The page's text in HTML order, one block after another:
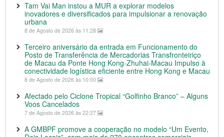
Tam Vai Man instou a MUR a explorar modelos
inovadores e diversificados para impulsionar a renovação
urbana
8 de Agosto de 2026 às 11:28
Terceiro aniversário da entrada em Funcionamento do
Posto de Transferência de Mercadorias Transfronteiriço
de Macau da Ponte Hong Kong-Zhuhai-Macau Impulso à
conectividade logística eficiente entre Hong Kong e Macau
8 de Agosto de 2026 às 10:00
Afectado pelo Ciclone Tropical “Golfinho Branco” – Alguns
Voos Cancelados
7 de Agosto de 2026 às 22:27
A GMBPF promove a cooperação no modelo “Um Evento,